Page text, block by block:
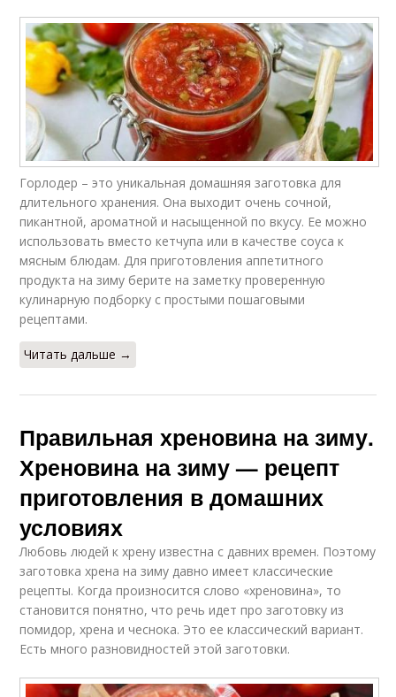
Горлодер – это уникальная домашняя заготовка для
длительного хранения. Она выходит очень сочной,
пикантной, ароматной и насыщенной по вкусу. Ее можно
использовать вместо кетчупа или в качестве соуса к
мясным блюдам. Для приготовления аппетитного
продукта на зиму берите на заметку проверенную
кулинарную подборку с простыми пошаговыми
рецептами.
Читать дальше →
Правильная хреновина на зиму.
Хреновина на зиму — рецепт
приготовления в домашних
условиях
Любовь людей к хрену известна с давних времен. Поэтому
заготовка хрена на зиму давно имеет классические
рецепты. Когда произносится слово «хреновина», то
становится понятно, что речь идет про заготовку из
помидор, хрена и чеснока. Это ее классический вариант.
Есть много разновидностей этой заготовки.